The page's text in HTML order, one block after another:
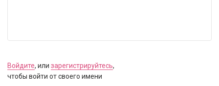
Войдите, или зарегистрируйтесь,
чтобы войти от своего имени